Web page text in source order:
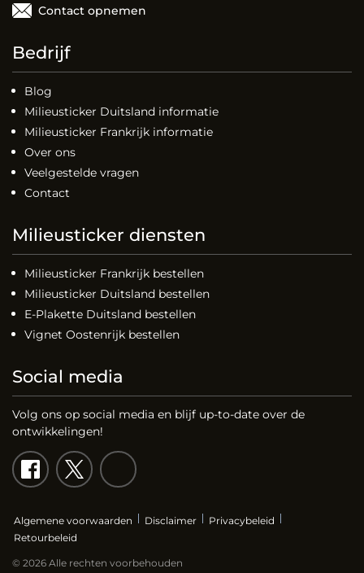
Contact opnemen
Bedrijf
Blog
Milieusticker Duitsland informatie
Milieusticker Frankrijk informatie
Over ons
Veelgestelde vragen
Contact
Milieusticker diensten
Milieusticker Frankrijk bestellen
Milieusticker Duitsland bestellen
E-Plakette Duitsland bestellen
Vignet Oostenrijk bestellen
Social media
Volg ons op social media en blijf up-to-date over de
ontwikkelingen!
Algemene voorwaarden Disclaimer
Privacybeleid
Retourbeleid
© 2026 Alle rechten voorbehouden